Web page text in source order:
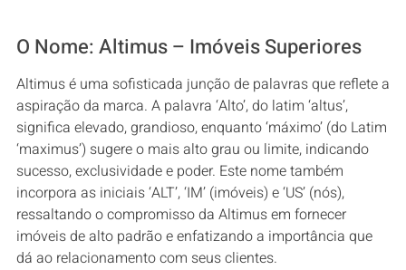
O Nome: Altimus – Imóveis Superiores
Altimus é uma sofisticada junção de palavras que reflete a
aspiração da marca. A palavra ‘Alto’, do latim ‘altus’,
significa elevado, grandioso, enquanto ‘máximo’ (do Latim
‘maximus’) sugere o mais alto grau ou limite, indicando
sucesso, exclusividade e poder. Este nome também
incorpora as iniciais ‘ALT’, ‘IM’ (imóveis) e ‘US’ (nós),
ressaltando o compromisso da Altimus em fornecer
imóveis de alto padrão e enfatizando a importância que
dá ao relacionamento com seus clientes.